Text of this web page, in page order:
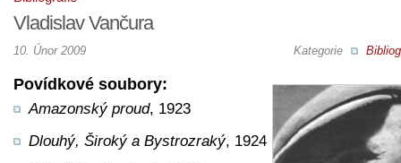
Vladislav Vančura
Kategorie
10. Únor 2009
Povídkové soubory:
Amazonský proud, 1923
Dlouhý, Široký a Bystrozraký, 1924